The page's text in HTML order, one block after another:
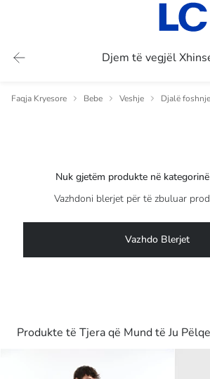
Djem të vegjël
Faqja Kryesore Bebe Veshje Djalë foshnje
Nuk gjetëm produkte në
Vazhdoni blerjet për të zbuluar
Vazhdo Blerjet
Produkte të Tjera që Mund të Ju